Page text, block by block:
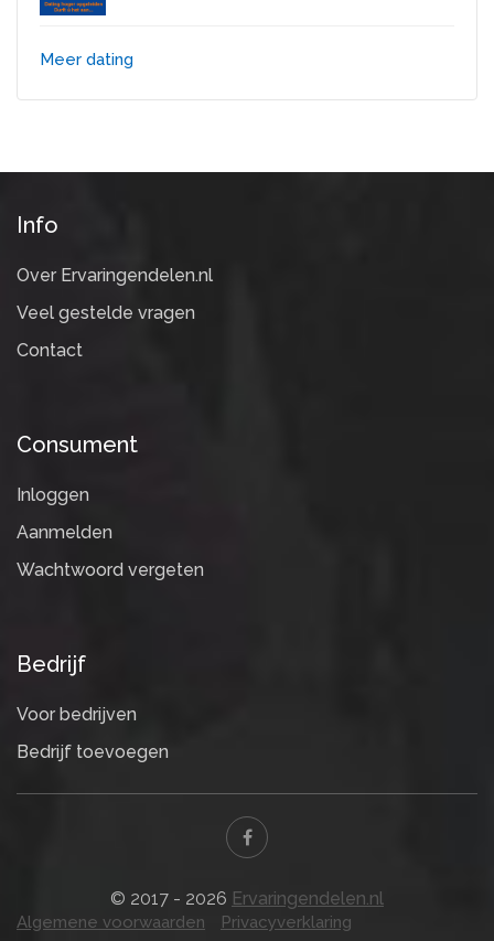
Meer dating
Info
Over Ervaringendelen.nl
Veel gestelde vragen
Contact
Consument
Inloggen
Aanmelden
Wachtwoord vergeten
Bedrijf
Voor bedrijven
Bedrijf toevoegen
© 2017 - 2026 Ervaringendelen.nl
Algemene voorwaarden Privacyverklaring